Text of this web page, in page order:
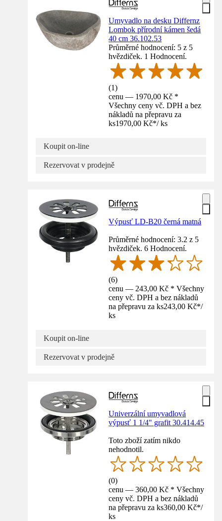
Umyvadlo na desku Differnz
Lombok přírodní kámen šedá
40 cm 36.102.53
Průměrné hodnocení: 5 z 5
hvězdiček. 1 Hodnocení.
(1)
cenu — 1970,00 Kč *
Všechny ceny vč. DPH a bez
nákladů na přepravu za
ks1970,00 Kč*/ ks
Koupit on-line
Rezervovat v prodejně
Výpusť LD-B20 černá matná
Průměrné hodnocení: 3.2 z 5
hvězdiček. 6 Hodnocení.
(6)
cenu — 243,00 Kč * Všechny
ceny vč. DPH a bez nákladů
na přepravu za ks243,00 Kč*/
ks
Koupit on-line
Rezervovat v prodejně
Univerzální umyvadlová
výpusť 1 1/4" grafit 30.414.45
Toto zboží zatím nikdo
nehodnotil.
(0)
cenu — 360,00 Kč * Všechny
ceny vč. DPH a bez nákladů
na přepravu za ks360,00 Kč*/
ks